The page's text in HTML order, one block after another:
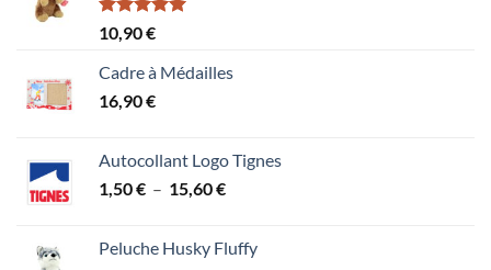
Note5.00
sur 5
10,90€
Cadre à Médailles
16,90€
Autocollant Logo Tignes
1,50€ – 15,60€Plage
1,50 €
Peluche Husky Fluffy